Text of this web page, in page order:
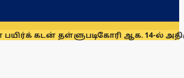
ஆக. 14-ல் அதிமுக